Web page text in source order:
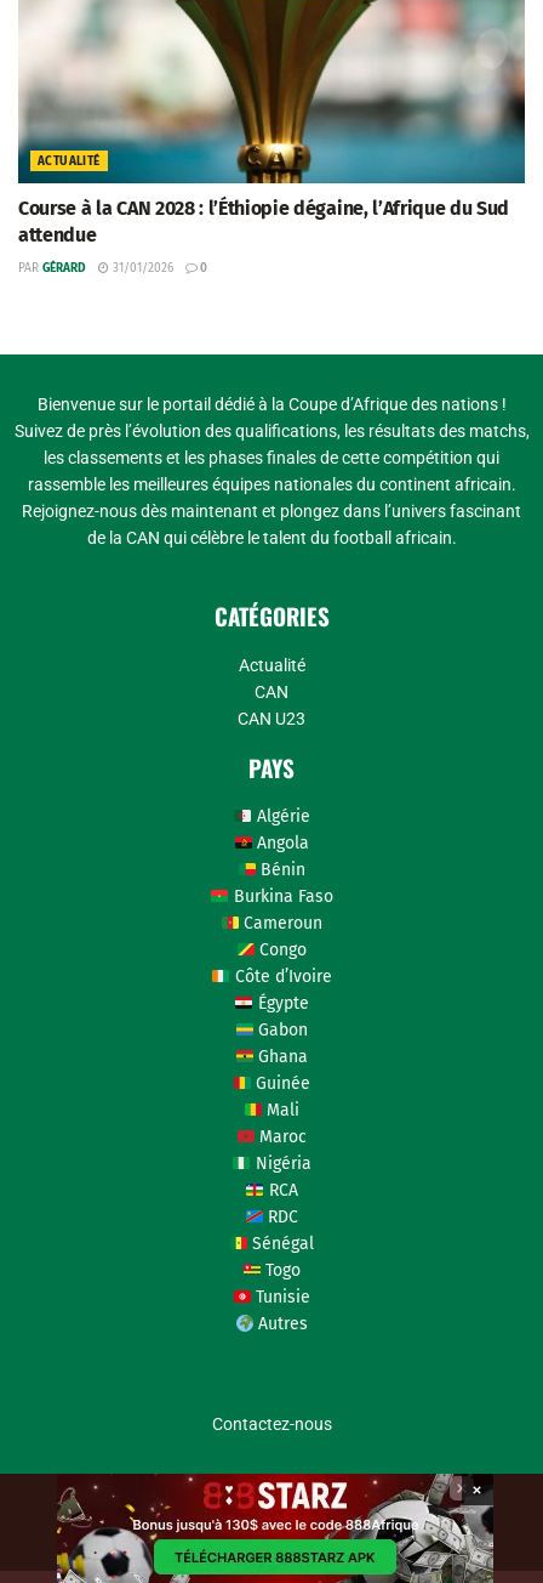
ACTUALITÉ
Course à la CAN 2028 : l’Éthiopie dégaine, l’Afrique du Sud
attendue
PAR GÉRARD 31/01/2026 0
Bienvenue sur le portail dédié à la Coupe d’Afrique des nations !
Suivez de près l’évolution des qualifications, les résultats des matchs,
les classements et les phases finales de cette compétition qui
rassemble les meilleures équipes nationales du continent africain.
Rejoignez-nous dès maintenant et plongez dans l’univers fascinant
de la CAN qui célèbre le talent du football africain.
CATÉGORIES
Actualité
CAN
CAN U23
PAYS
Algérie
Angola
Bénin
Burkina Faso
Cameroun
Congo
Côte d’Ivoire
Égypte
Gabon
Ghana
Guinée
Mali
Maroc
Nigéria
RCA
RDC
Sénégal
Togo
Tunisie
Autres
Contactez-nous
coupedafriquedesnations.com © 2026 ×